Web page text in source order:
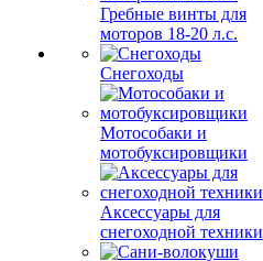
Гребные винты для
моторов 18-20 л.с.
Снегоходы
Мотособаки и
мотобуксировщики
Аксессуары для
снегоходной техники